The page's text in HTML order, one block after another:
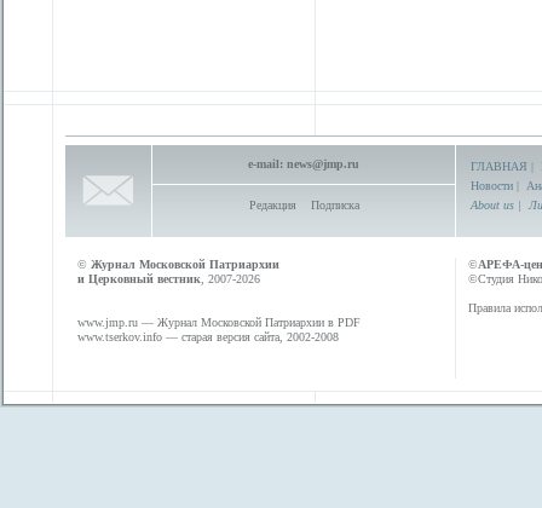
e-mail: news@jmp.ru
Редакция Подписка
ГЛАВНАЯ |
Новости |
About us |
© Журнал Московской Патриархии
и Церковный вестник , 2007-2026
www.jmp.ru — Журнал Московской Патриархии в PDF
www.tserkov.info — старая версия сайта, 2002-2008
©АРЕФА-
©Студия
Правила